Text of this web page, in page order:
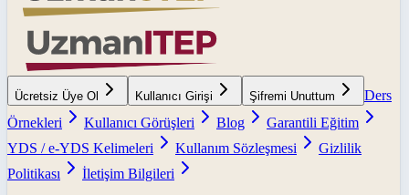
Ücretsiz Üye Ol Kullanıcı Girişi Şifremi Unuttum
Ders
Örnekleri
Kullanıcı Görüşleri Blog
Garantili Eğitim
YDS / e-YDS Kelimeleri
Kullanım Sözleşmesi
Gizlilik
Politikası
İletişim Bilgileri